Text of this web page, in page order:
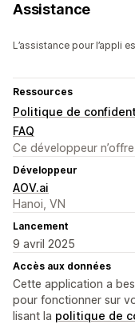
Assistance
L’assistance pour l’appli
Ressources
Politique de
FAQ
Ce développeur
Développeur
AOV.ai
Hanoi, VN
Lancement
9 avril 2025
Accès aux données
Cette application a
pour fonctionner sur
lisant la politique de